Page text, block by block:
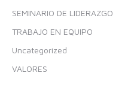
SEMINARIO DE LIDERAZGO
TRABAJO EN EQUIPO
Uncategorized
VALORES